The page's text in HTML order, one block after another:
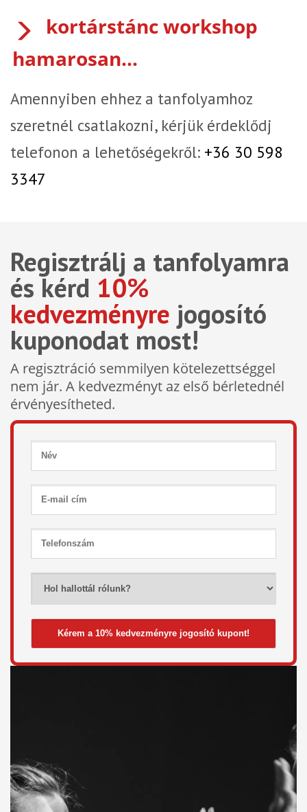
kortárstánc workshop
hamarosan...
Amennyiben ehhez a tanfolyamhoz
szeretnél csatlakozni, kérjük érdeklődj
telefonon a lehetőségekről: +36 30 598
3347
Regisztrálj a tanfolyamra
és kérd 10%
kedvezményre jogosító
kuponodat most!
A regisztráció semmilyen kötelezettséggel
nem jár. A kedvezményt az első bérletednél
érvényesítheted.